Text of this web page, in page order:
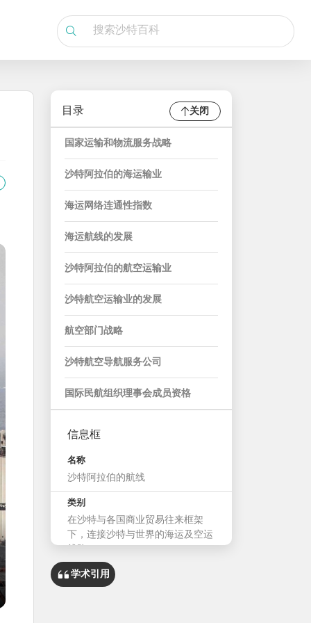
目录 关闭
国家运输和物流服务战略
沙特阿拉伯的海运输业
海运网络连通性指数
海运航线的发展
沙特阿拉伯的航空运输业
沙特航空运输业的发展
航空部门战略
沙特航空导航服务公司
国际民航组织理事会成员资格
信息框
名称
沙特阿拉伯的航线
类别
在沙特与各国商业贸易往来框架
下，连接沙特与世界的海运及空运
海运线路承载能力
学术引用